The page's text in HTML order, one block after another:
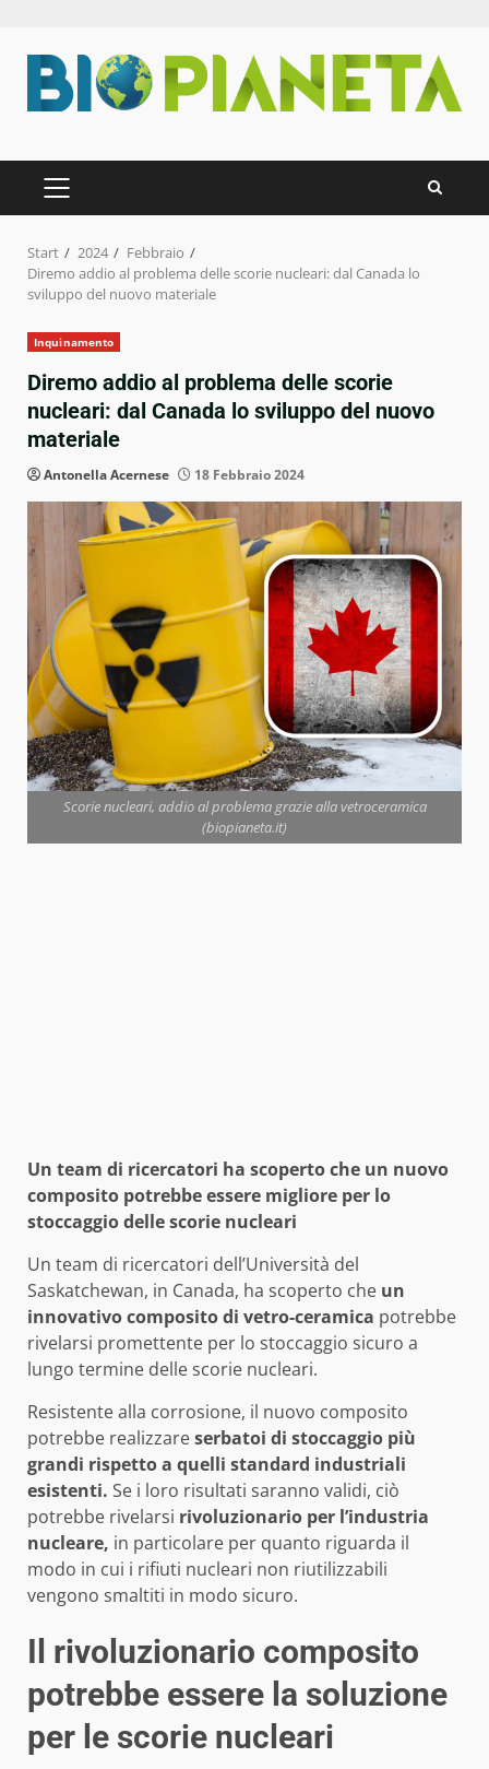
Inhalt
springen
PRIMÄRES
MENÜ
Start 2024
Febbraio
Diremo addio al problema delle scorie nucleari: dal Canada lo
sviluppo del nuovo materiale
Inquinamento
Diremo addio al problema delle scorie
nucleari: dal Canada lo sviluppo del nuovo
materiale
Antonella Acernese 18 Febbraio 2024
Scorie nucleari, addio al problema grazie alla vetroceramica
(biopianeta.it)
Un team di ricercatori ha scoperto che un nuovo
composito potrebbe essere migliore per lo
stoccaggio delle scorie nucleari
Un team di ricercatori dell’Università del
Saskatchewan, in Canada, ha scoperto che un
innovativo composito di vetro-ceramica potrebbe
rivelarsi promettente per lo stoccaggio sicuro a
lungo termine delle scorie nucleari.
Resistente alla corrosione, il nuovo composito
potrebbe realizzareserbatoi di stoccaggio più
grandi rispetto a quelli standard industriali
esistenti. Se i loro risultati saranno validi, ciò
potrebbe rivelarsi rivoluzionario per l’industria
nucleare, in particolare per quanto riguarda il
modo in cui i rifiuti nucleari non riutilizzabili
vengono smaltiti in modo sicuro.
Il rivoluzionario composito
potrebbe essere la soluzione
per le scorie nucleari